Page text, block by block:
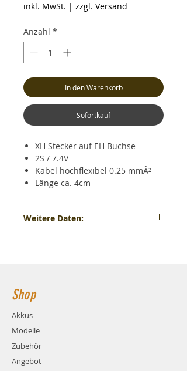
inkl. MwSt. | zzgl. Versand
Anzahl *
In den Warenkorb
Sofortkauf
XH Stecker auf EH Buchse
2S / 7.4V
Kabel hochflexibel 0.25 mmÂ²
Länge ca. 4cm
Weitere Daten:
Shop
Akkus
Modelle
Zubehör
Angebot